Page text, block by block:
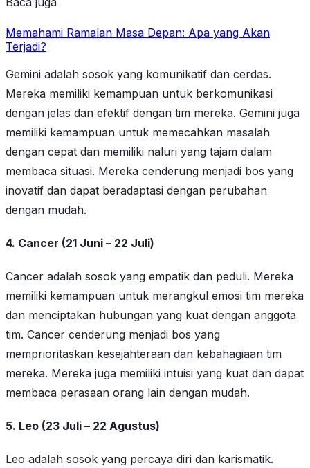
Memahami Ramalan Masa Depan: Apa yang Akan
Terjadi?
Gemini adalah sosok yang komunikatif dan cerdas.
Mereka memiliki kemampuan untuk berkomunikasi
dengan jelas dan efektif dengan tim mereka. Gemini juga
memiliki kemampuan untuk memecahkan masalah
dengan cepat dan memiliki naluri yang tajam dalam
membaca situasi. Mereka cenderung menjadi bos yang
inovatif dan dapat beradaptasi dengan perubahan
dengan mudah.
4. Cancer (21 Juni – 22 Juli)
Cancer adalah sosok yang empatik dan peduli. Mereka
memiliki kemampuan untuk merangkul emosi tim mereka
dan menciptakan hubungan yang kuat dengan anggota
tim. Cancer cenderung menjadi bos yang
memprioritaskan kesejahteraan dan kebahagiaan tim
mereka. Mereka juga memiliki intuisi yang kuat dan dapat
membaca perasaan orang lain dengan mudah.
5. Leo (23 Juli – 22 Agustus)
Leo adalah sosok yang percaya diri dan karismatik.